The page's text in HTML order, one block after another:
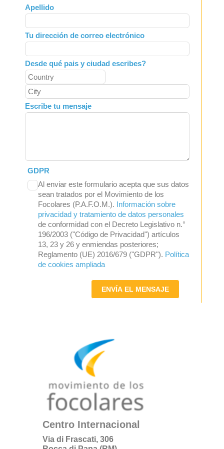
blank
Apellido
Tu dirección de correo electrónico
Desde qué pais y ciudad escribes?
Escribe tu mensaje
GDPR
Al enviar este formulario acepta que sus datos
sean tratados por el Movimiento de los
Focolares (P.A.F.O.M.). Información sobre
privacidad y tratamiento de datos personales
de conformidad con el Decreto Legislativo n.°
196/2003 ("Código de Privacidad") artículos
13, 23 y 26 y enmiendas posteriores;
Reglamento (UE) 2016/679 ("GDPR"). Política
de cookies ampliada
ENVÍA EL MENSAJE
Centro Internacional
Via di Frascati, 306